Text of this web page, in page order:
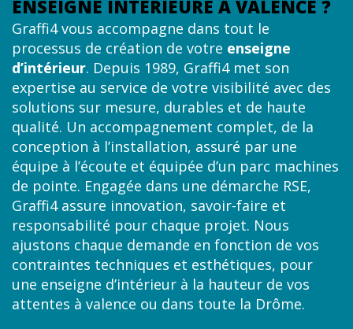
ENSEIGNE INTÉRIEURE À VALENCE ?
Graffi4 vous accompagne dans tout le
processus de création de votre enseigne
d’intérieur. Depuis 1989, Graffi4 met son
expertise au service de votre visibilité avec des
solutions sur mesure, durables et de haute
qualité. Un accompagnement complet, de la
conception à l’installation, assuré par une
équipe à l’écoute et équipée d’un parc machines
de pointe. Engagée dans une démarche RSE,
Graffi4 assure innovation, savoir-faire et
responsabilité pour chaque projet. Nous
ajustons chaque demande en fonction de vos
contraintes techniques et esthétiques, pour
une enseigne d’intérieur à la hauteur de vos
attentes à valence ou dans toute la Drôme.